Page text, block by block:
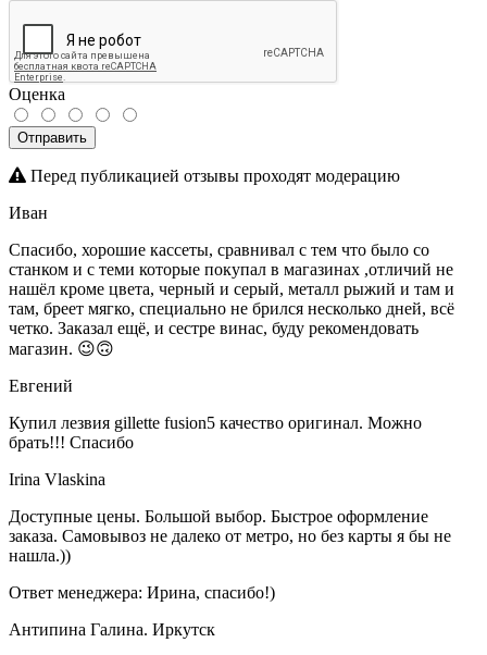
Оценка
Отправить
Перед публикацией отзывы проходят модерацию
Иван
Спасибо, хорошие кассеты, сравнивал с тем что было со
станком и с теми которые покупал в магазинах ,отличий не
нашёл кроме цвета, черный и серый, металл рыжий и там и
там, бреет мягко, специально не брился несколько дней, всё
четко. Заказал ещё, и сестре винас, буду рекомендовать
магазин. 😉🙃
Евгений
Купил лезвия gillette fusion5 качество оригинал. Можно
брать!!! Спасибо
Irina Vlaskina
Доступные цены. Большой выбор. Быстрое оформление
заказа. Самовывоз не далеко от метро, но без карты я бы не
нашла.))
Ответ менеджера: Ирина, спасибо!)
Антипина Галина. Иркутск